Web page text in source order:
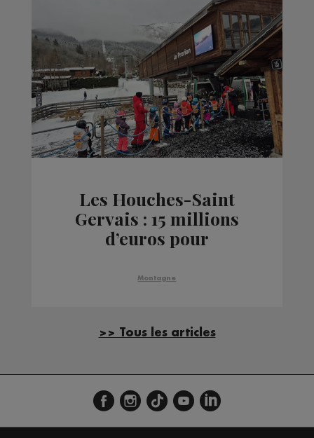
Les Houches-Saint
Gervais : 15 millions
d’euros pour
skiable
Montagne
>> Tous les articles